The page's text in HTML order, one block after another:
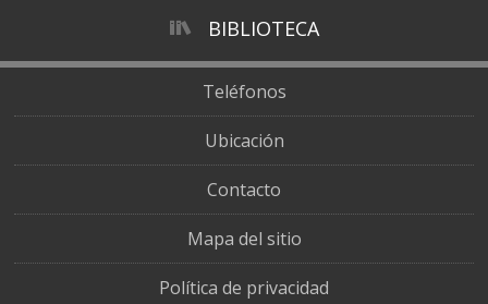
BIBLIOTECA
Teléfonos
Ubicación
Contacto
Mapa del sitio
Política de privacidad